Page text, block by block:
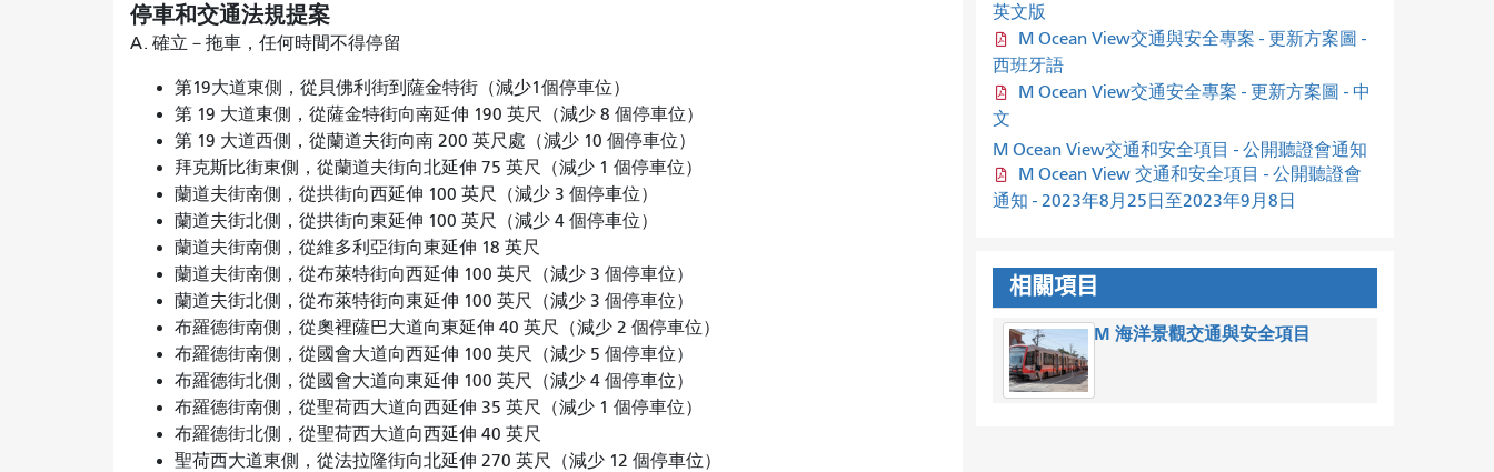
停車和交通法規提案
A. 確立－拖車，任何時間不得停留
第19大道東側，從貝佛利街到薩金特街（減少1個停車位）
第 19 大道東側，從薩金特街向南延伸 190 英尺（減少 8 個停車位）
第 19 大道西側，從蘭道夫街向南 200 英尺處（減少 10 個停車位）
拜克斯比街東側，從蘭道夫街向北延伸 75 英尺（減少 1 個停車位）
蘭道夫街南側，從拱街向西延伸 100 英尺（減少 3 個停車位）
蘭道夫街北側，從拱街向東延伸 100 英尺（減少 4 個停車位）
蘭道夫街南側，從維多利亞街向東延伸 18 英尺
蘭道夫街南側，從布萊特街向西延伸 100 英尺（減少 3 個停車位）
蘭道夫街北側，從布萊特街向東延伸 100 英尺（減少 3 個停車位）
布羅德街南側，從奧裡薩巴大道向東延伸 40 英尺（減少 2 個停車位）
布羅德街南側，從國會大道向西延伸 100 英尺（減少 5 個停車位）
布羅德街北側，從國會大道向東延伸 100 英尺（減少 4 個停車位）
布羅德街南側，從聖荷西大道向西延伸 35 英尺（減少 1 個停車位）
布羅德街北側，從聖荷西大道向西延伸 40 英尺
聖荷西大道東側，從法拉隆街向北延伸 270 英尺（減少 12 個停車位）
英文版
M Ocean View交通與安全專案 - 更新方案圖 -
西班牙語
M Ocean View交通安全專案 - 更新方案圖 - 中
文
M Ocean View交通和安全項目 - 公開聽證會通知
M Ocean View 交通和安全項目 - 公開聽證會
通知 - 2023年8月25日至2023年9月8日
相關項目
M 海洋景觀交通與安全項目